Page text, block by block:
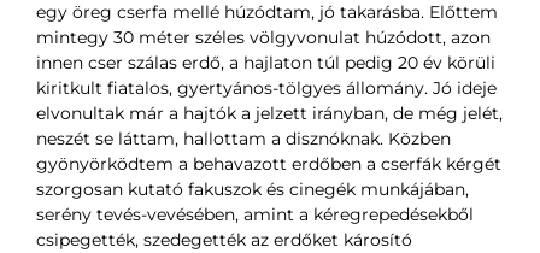
egy öreg cserfa mellé húzódtam, jó takarásba. Előttem
mintegy 30 méter széles völgyvonulat húzódott, azon
innen cser szálas erdő, a hajlaton túl pedig 20 év körüli
kiritkult fiatalos, gyertyános-tölgyes állomány. Jó ideje
elvonultak már a hajtók a jelzett irányban, de még jelét,
neszét se láttam, hallottam a disznóknak. Közben
gyönyörködtem a behavazott erdőben a cserfák kérgét
szorgosan kutató fakuszok és cinegék munkájában,
serény tevés-vevésében, amint a kéregrepedésekből
csipegették, szedegették az erdőket károsító